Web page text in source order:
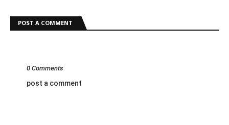
POST A COMMENT
0 Comments
post a comment